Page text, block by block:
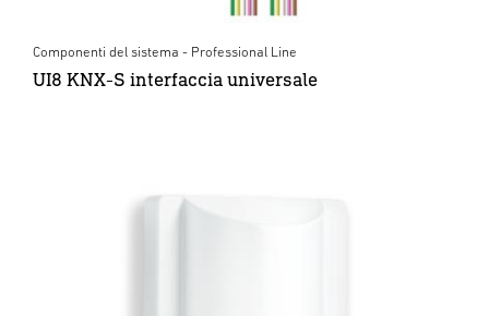
Componenti del sistema - Professional Line
UI8 KNX-S interfaccia universale